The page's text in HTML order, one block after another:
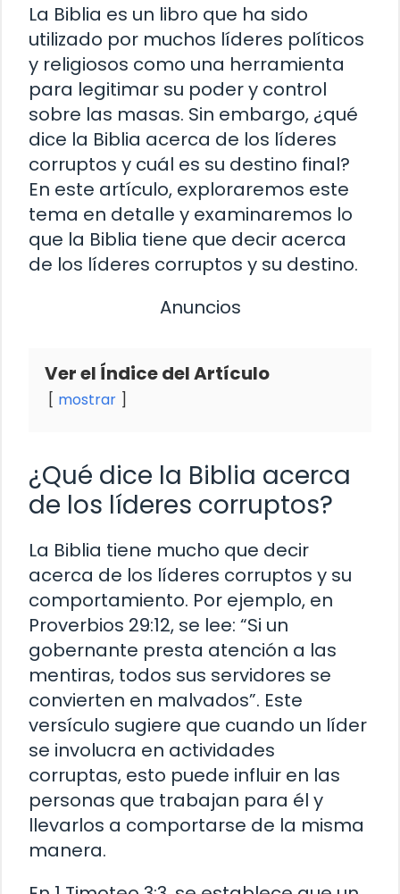
La Biblia es un libro que ha sido
utilizado por muchos líderes políticos
y religiosos como una herramienta
para legitimar su poder y control
sobre las masas. Sin embargo, ¿qué
dice la Biblia acerca de los líderes
corruptos y cuál es su destino final?
En este artículo, exploraremos este
tema en detalle y examinaremos lo
que la Biblia tiene que decir acerca
de los líderes corruptos y su destino.
Anuncios
Ver el Índice del Artículo
mostrar
¿Qué dice la Biblia acerca
de los líderes corruptos?
La Biblia tiene mucho que decir
acerca de los líderes corruptos y su
comportamiento. Por ejemplo, en
Proverbios 29:12, se lee: “Si un
gobernante presta atención a las
mentiras, todos sus servidores se
convierten en malvados”. Este
versículo sugiere que cuando un líder
se involucra en actividades
corruptas, esto puede influir en las
personas que trabajan para él y
llevarlos a comportarse de la misma
manera.